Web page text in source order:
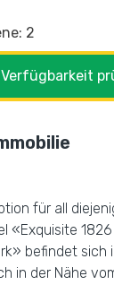
Verfügbarkeit
für all
«Exquisite
befindet sich
in der Nähe